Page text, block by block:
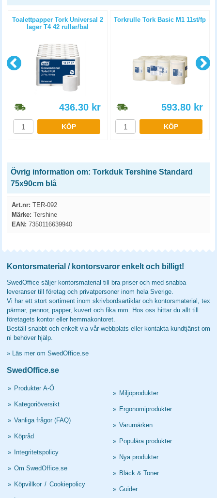
Toalettpapper Tork Universal 2
lager T4 42 rullar/bal
436.30 kr
KÖP
Torkrulle Tork Basic M1 11st/fp
593.80 kr
KÖP
Övrig information om: Torkduk Tershine Standard
75x90cm blå
Art.nr: TER-092
Märke: Tershine
EAN: 7350116639940
Kontorsmaterial / kontorsvaror enkelt och billigt!
SwedOffice säljer kontorsmaterial till bra priser och med snabba
leveranser till företag och privatpersoner inom hela Sverige.
Vi har ett stort sortiment inom skrivbordsartiklar och kontorsmaterial, tex
pärmar, pennor, papper, kuvert och fika mm. Hos oss hittar du allt till
företagets kontor eller hemmakontoret.
Beställ snabbt och enkelt via vår webbplats eller kontakta kundtjänst om
ni behöver hjälp.
» Läs mer om SwedOffice.se
SwedOffice.se
» Produkter A-Ö
» Kategoriöversikt
» Vanliga frågor (FAQ)
» Köpråd
» Integritetspolicy
» Om SwedOffice.se
» Köpvillkor / Cookiepolicy
» Miljöprodukter
» Ergonomiprodukter
» Varumärken
» Populära produkter
» Nya produkter
» Bläck & Toner
» Guider